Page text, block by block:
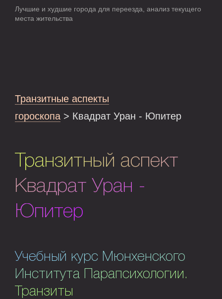
Лучшие и худшие города для переезда, анализ текущего
места жительства
Транзитные аспекты
гороскопа > Квадрат Уран - Юпитер
Транзитный аспект
Квадрат Уран -
Юпитер
Учебный курс Мюнхенского
Института Парапсихологии.
Транзиты